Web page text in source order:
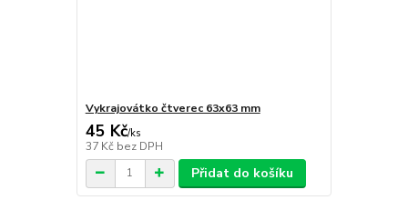
Vykrajovátko čtverec 63x63 mm
45 Kč/ks
37 Kč bez DPH
Přidat do košíku